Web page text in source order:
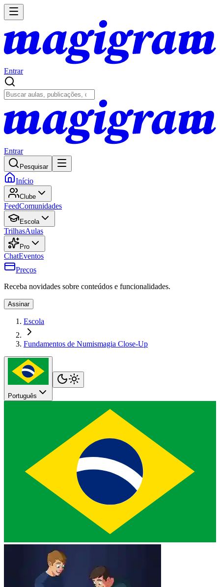
Entrar
Entrar
Pesquisar
Início
Clube
FeedComunidades
Escola
TrilhasAulas
Pro
ChatEventos
Preços
Receba novidades sobre conteúdos e funcionalidades.
Assinar
Escola
Fundamentos de Numismagia Close-Up
Português